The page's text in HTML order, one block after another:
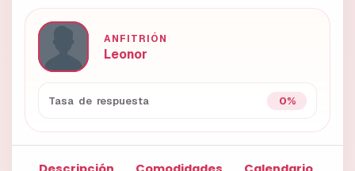
ANFITRIÓN
Leonor
Tasa de respuesta 0%